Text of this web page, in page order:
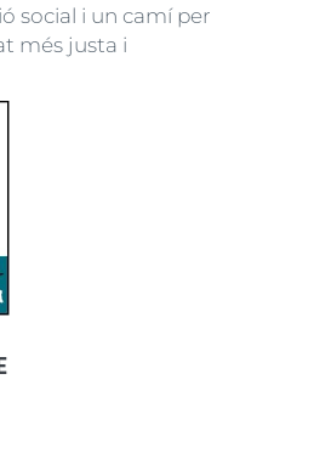
social i un camí per
més justa i